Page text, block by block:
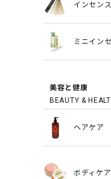
インセン
ミニイン
美容と健康
BEAUTY &
ヘアケア
ボディケア